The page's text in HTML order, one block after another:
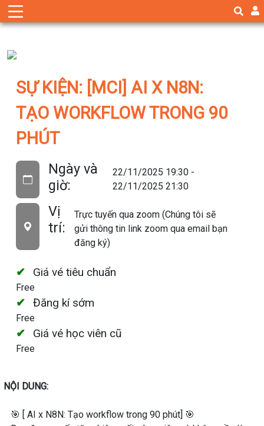
SỰ KIỆN: [MCI] AI X N8N:
TẠO WORKFLOW TRONG 90
PHÚT
Ngày và
giờ:
22/11/2025 19:30 -
22/11/2025 21:30
Vị
trí:
Trực tuyến qua zoom (Chúng tôi sẽ
gửi thông tin link zoom qua email bạn
đăng ký)
Giá vé tiêu chuẩn
Free
Đăng kí sớm
Free
Giá vé học viên cũ
Free
NỘI DUNG:
🎯 [ AI x N8N: Tạo workflow trong 90 phút] 🎯